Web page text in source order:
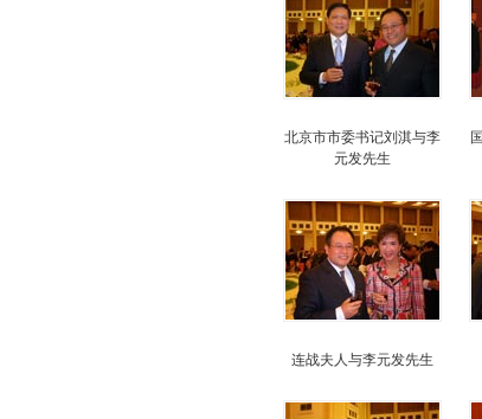
北京市市委书记刘淇与李
元发先生
连战夫人与李元发先生